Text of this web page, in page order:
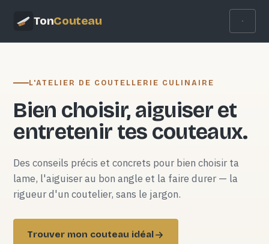
TonCouteau
L'ATELIER DE COUTELLERIE CULINAIRE
Bien choisir, aiguiser et
entretenir tes couteaux.
Des conseils précis et concrets pour bien choisir ta
lame, l'aiguiser au bon angle et la faire durer — la
rigueur d'un coutelier, sans le jargon.
Trouver mon couteau idéal